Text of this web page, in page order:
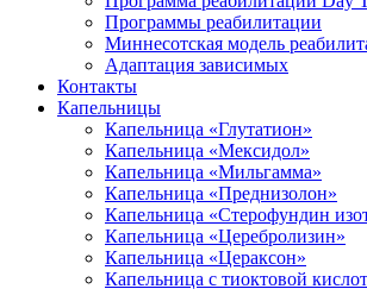
Программы реабилитации
Миннесотская модель
Адаптация зависимых
Контакты
Капельницы
Капельница «Глутатион»
Капельница «Мексидол»
Капельница «Мильгамма»
Капельница «Преднизолон»
Капельница «Стерофундин
Капельница «Церебролизин»
Капельница «Цераксон»
Капельница с тиоктовой